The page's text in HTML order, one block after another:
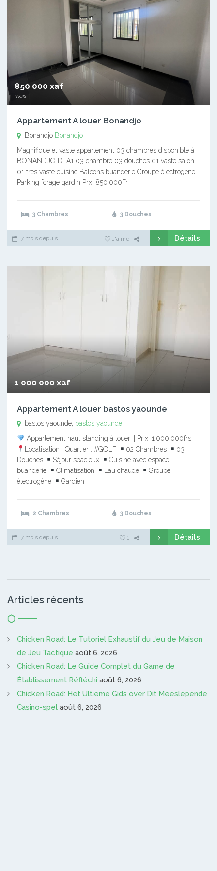
850 000 xaf
mois
Appartement A louer Bonandjo
Bonandjo Bonandjo
Magnifique et vaste appartement 03 chambres disponible à
BONANDJO DLA1 03 chambre 03 douches 01 vaste salon
01 très vaste cuisine Balcons buanderie Groupe électrogène
Parking forage gardin Prx: 850.000Fr…
3 Chambres 3 Douches
7 mois depuis J'aime Détails
1 000 000 xaf
Appartement A louer bastos yaounde
bastos yaounde, bastos yaounde
Appartement haut standing à louer || Prix: 1.000.000frs
Localisation | Quartier : #GOLF
02 Chambres
03
Douches
Séjour spacieux
Cuisine avec espace
buanderie
Climatisation Eau chaude
Groupe
électrogène
Gardien…
2 Chambres 3 Douches
7 mois depuis 1 Détails
Articles récents
Chicken Road: Le Tutoriel Exhaustif du Jeu de Maison
de Jeu Tactique août 6, 2026
Chicken Road: Le Guide Complet du Game de
Établissement Réfléchi août 6, 2026
Chicken Road: Het Ultieme Gids over Dit Meeslepende
Casino-spel août 6, 2026